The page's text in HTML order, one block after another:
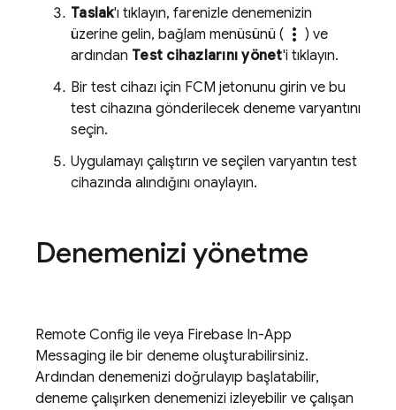
Taslak'ı tıklayın, farenizle denemenizin
üzerine gelin, bağlam menüsünü ( more_vert ) ve
ardından Test cihazlarını yönet'i tıklayın.
Bir test cihazı için FCM jetonunu girin ve bu
test cihazına gönderilecek deneme varyantını
seçin.
Uygulamayı çalıştırın ve seçilen varyantın test
cihazında alındığını onaylayın.
Denemenizi yönetme
Remote Config ile veya Firebase In-App
Messaging ile bir deneme oluşturabilirsiniz.
Ardından denemenizi doğrulayıp başlatabilir,
deneme çalışırken denemenizi izleyebilir ve çalışan